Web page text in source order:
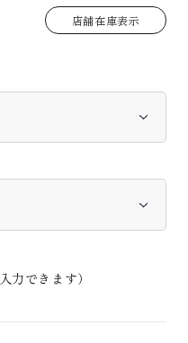
店舗在庫表示
力できます）